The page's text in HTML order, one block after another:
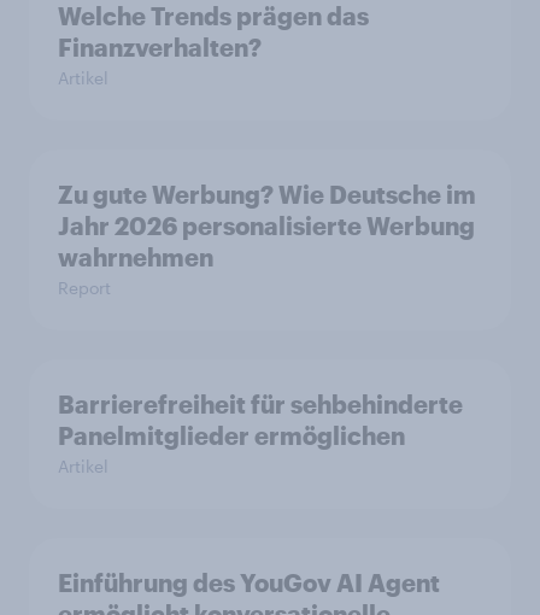
Welche Trends prägen das
Finanzverhalten?
Artikel
Zu gute Werbung? Wie Deutsche im
Jahr 2026 personalisierte Werbung
wahrnehmen
Report
Barrierefreiheit für sehbehinderte
Panelmitglieder ermöglichen
Artikel
Einführung des YouGov AI Agent